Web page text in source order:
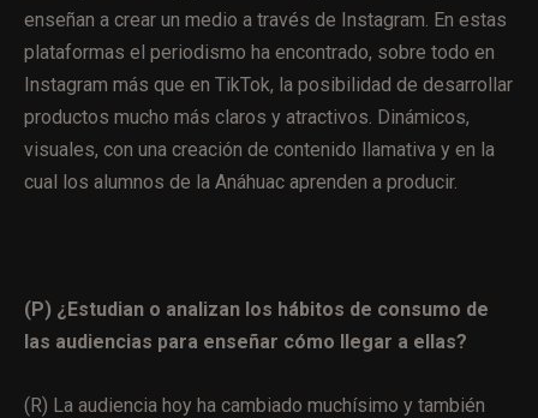
enseñan a crear un medio a través de Instagram. En estas
plataformas el periodismo ha encontrado, sobre todo en
Instagram más que en TikTok, la posibilidad de desarrollar
productos mucho más claros y atractivos. Dinámicos,
visuales, con una creación de contenido llamativa y en la
cual los alumnos de la Anáhuac aprenden a producir.
(P) ¿Estudian o analizan los hábitos de consumo de
las audiencias para enseñar cómo llegar a ellas?
(R) La audiencia hoy ha cambiado muchísimo y también